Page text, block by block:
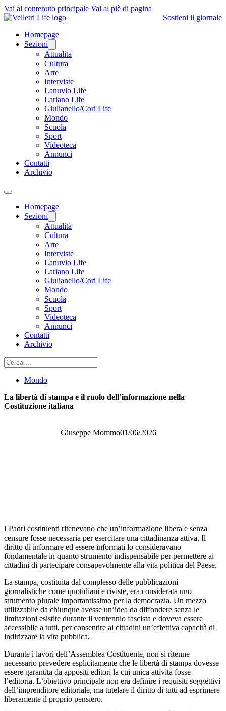
Vai al contenuto principale Vai al piè di pagina
Sostieni il giornale
Homepage
Sezioni
Attualità
Cultura
Arte
Interviste
Lanuvio Life
Lariano Life
Giulianello/Cori Life
Mondo
Scuola
Sport
Videoteca
Annunci
Contatti
Archivio
Homepage
Sezioni
Attualità
Cultura
Arte
Interviste
Lanuvio Life
Lariano Life
Giulianello/Cori Life
Mondo
Scuola
Sport
Videoteca
Annunci
Contatti
Archivio
Cerca
Mondo
La libertà di stampa e il ruolo dell’informazione nella
Costituzione italiana
Giuseppe Mommo01/06/2026
I Padri costituenti ritenevano che un’informazione libera e senza
censure fosse necessaria per esercitare una cittadinanza attiva. Il
diritto di informare ed essere informati lo consideravano
fondamentale in quanto strumento indispensabile per permettere ai
cittadini di partecipare consapevolmente alla vita politica del Paese.
La stampa, costituita dal complesso delle pubblicazioni
giornalistiche come quotidiani e riviste, era considerata uno
strumento plurale importantissimo per la democrazia. Un mezzo
utilizzabile da chiunque avesse un’idea da diffondere senza le
limitazioni esistite durante il ventennio fascista e doveva essere
accessibile a tutti, per consentire ai cittadini un’effettiva capacità di
indirizzare la vita pubblica.
Durante i lavori dell’Assemblea Costituente, non si ritenne
necessario prevedere esplicitamente che le libertà di stampa dovesse
essere garantita da appositi editori la cui unica attività fosse
l’editoria. L’obiettivo principale non era definire i requisiti soggettivi
dell’imprenditore editoriale, ma tutelare il diritto di tutti ad esprimere
liberamente il proprio pensiero.